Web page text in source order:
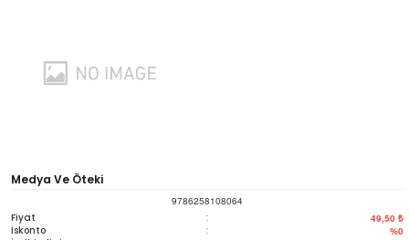
Medya Ve Öteki
9786258108064
Fiyat : 49,50 ₺
İskonto : %0